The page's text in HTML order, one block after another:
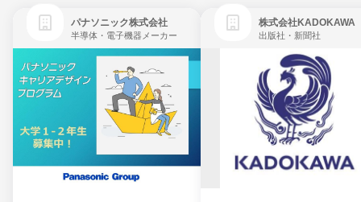
パナソニック株式会社
半導体・電子機器メーカー
株式会社KADOKAWA
出版社・新聞社